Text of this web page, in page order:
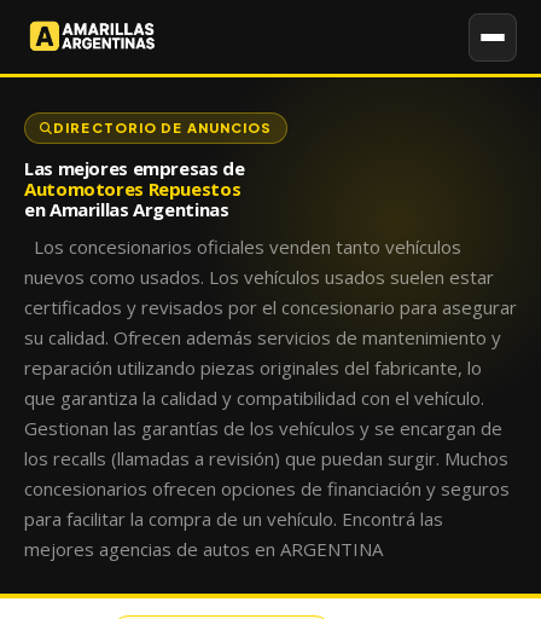
DIRECTORIO DE ANUNCIOS
Las mejores empresas de
Automotores Repuestos
en Amarillas Argentinas
Los concesionarios oficiales venden tanto vehículos
nuevos como usados. Los vehículos usados suelen estar
certificados y revisados por el concesionario para asegurar
su calidad. Ofrecen además servicios de mantenimiento y
reparación utilizando piezas originales del fabricante, lo
que garantiza la calidad y compatibilidad con el vehículo.
Gestionan las garantías de los vehículos y se encargan de
los recalls (llamadas a revisión) que puedan surgir. Muchos
concesionarios ofrecen opciones de financiación y seguros
para facilitar la compra de un vehículo. Encontrá las
mejores agencias de autos en ARGENTINA